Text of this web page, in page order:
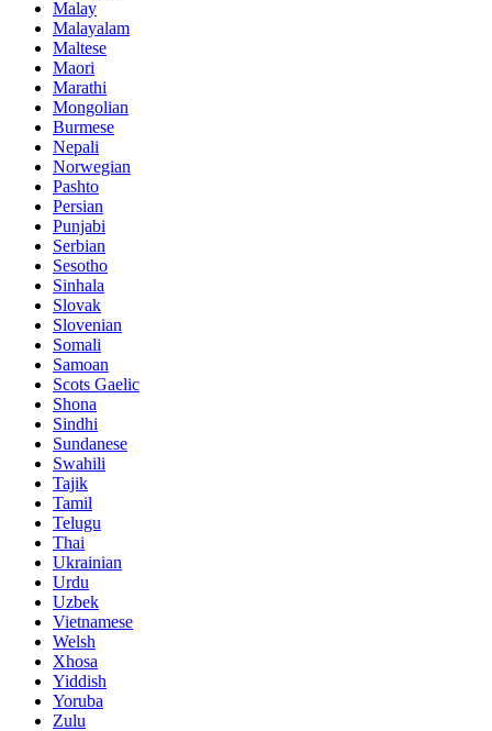
Malay
Malayalam
Maltese
Maori
Marathi
Mongolian
Burmese
Nepali
Norwegian
Pashto
Persian
Punjabi
Serbian
Sesotho
Sinhala
Slovak
Slovenian
Somali
Samoan
Scots Gaelic
Shona
Sindhi
Sundanese
Swahili
Tajik
Tamil
Telugu
Thai
Ukrainian
Urdu
Uzbek
Vietnamese
Welsh
Xhosa
Yiddish
Yoruba
Zulu